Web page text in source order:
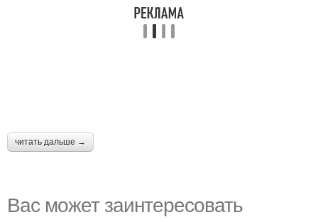
читать дальше →
Вас может заинтересовать